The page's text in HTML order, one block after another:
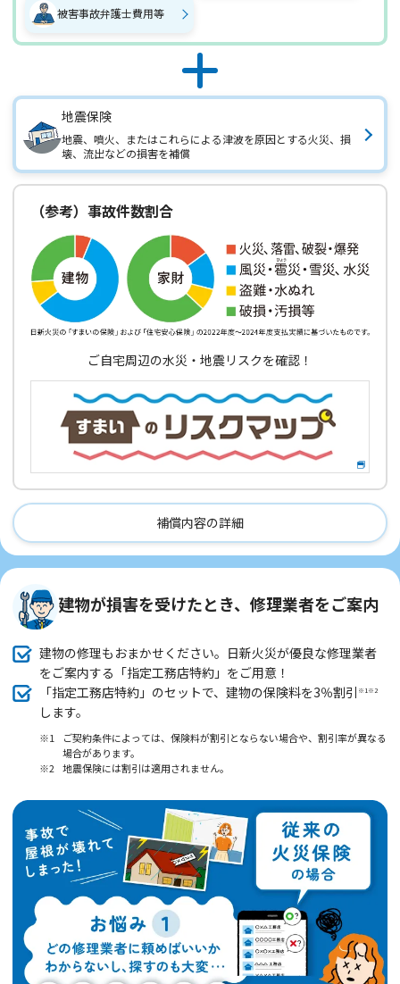
被害事故弁護士費用等
地震保険
地震、噴火、またはこれらによる津波を原因とする火災、損
壊、流出などの損害を補償
（参考）事故件数割合
ご自宅周辺の水災・地震リスクを確認！
補償内容の詳細
建物が損害を受けたとき、修理業者をご案内
建物の修理もおまかせください。日新火災が優良な修理業者
をご案内する「指定工務店特約」をご用意！
「指定工務店特約」のセットで、建物の保険料を3％割引 ※1※2
します。
※1
ご契約条件によっては、保険料が割引とならない場合や、割引率が異なる
場合があります。
※2
地震保険には割引は適用されません。